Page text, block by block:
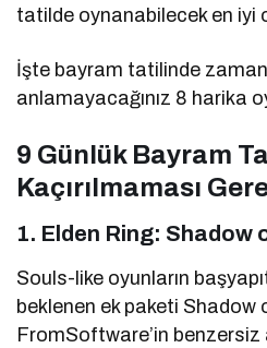
tatilde oynanabilecek en iyi
İşte bayram tatilinde
anlamayacağınız 8 harika
9 Günlük Bayram
Kaçırılmaması
1. Elden Ring: Shadow
Souls-like oyunların
beklenen ek paketi Shadow
FromSoftware’in